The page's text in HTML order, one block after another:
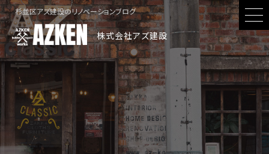
株式会社アズ建設
杉並区アズ建設のリノベーションブログ